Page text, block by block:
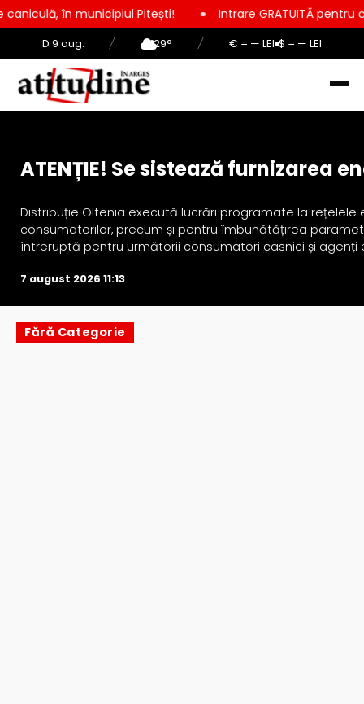
D 9 aug. / 29° / € = — LEI $ = — LEI
municipiul Pitești! Intrare GRATUITĂ pentru copii,
ATENȚIE! Se sistează furnizarea
Distribuție Oltenia execută lucrări programate la
consumatorilor, precum și pentru îmbunătățirea
întreruptă pentru următorii consumatori casnici și agenți
7 august 2026 11:13
Fără Categorie